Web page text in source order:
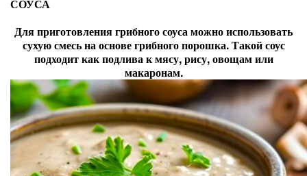
СОУСА
Для приготовления грибного соуса можно использовать
сухую смесь на основе грибного порошка. Такой соус
подходит как подлива к мясу, рису, овощам или
макаронам.